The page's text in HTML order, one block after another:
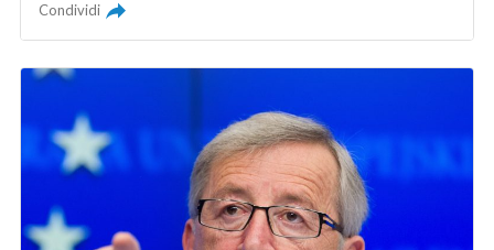
Condividi